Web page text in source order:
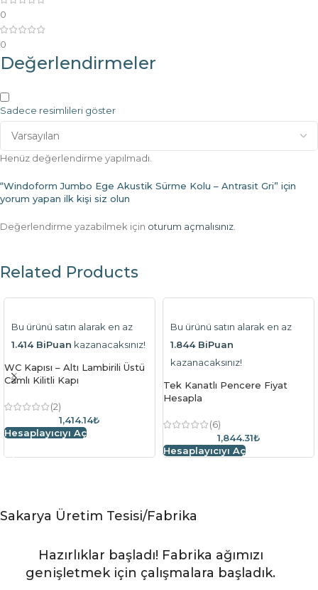
0
0
Değerlendirmeler
Sadece resimlileri göster
Henüz değerlendirme yapılmadı.
“Windoform Jumbo Ege Akustik Sürme Kolu – Antrasit Gri” için
yorum yapan ilk kişi siz olun
Değerlendirme yazabilmek için oturum açmalısınız
Related Products
Bu ürünü satın alarak en az
1.414 BiPuan kazanacaksınız!
WC Kapısı – Altı Lambirili Üstü
Camlı Kilitli Kapı
(2)
1,414.14₺
Hesaplayıcıyı Aç
Bu ürünü satın alarak en az
1.844 BiPuan
kazanacaksınız!
Tek Kanatlı Pencere Fiyat
Hesapla
(6)
1,844.31₺
Hesaplayıcıyı Aç
Sakarya Üretim Tesisi/Fabrika
Hazırlıklar başladı! Fabrika ağımızı
genişletmek için çalışmalara başladık.